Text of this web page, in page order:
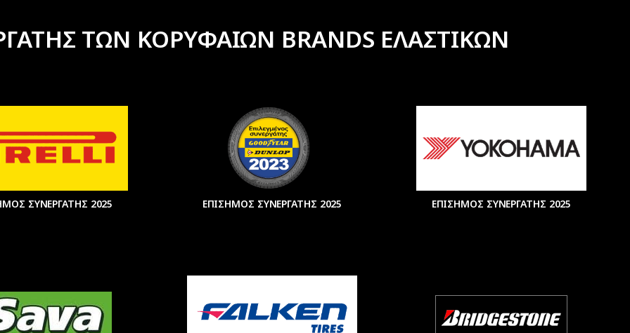
ΤΩΝ ΚΟΡΥΦΑΙΩΝ BRANDS ΕΛΑΣΤΙΚΩΝ
ΣΥΝΕΡΓΑΤΗΣ 2025
ΕΠΙΣΗΜΟΣ ΣΥΝΕΡΓΑΤΗΣ 2025 ΕΠΙΣΗΜΟΣ ΣΥΝΕΡΓΑΤΗΣ 2025